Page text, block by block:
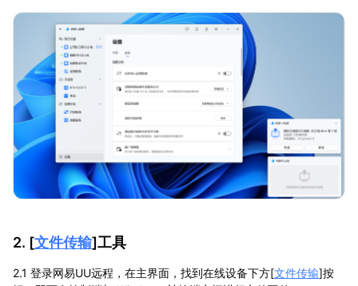
2. [文件传输]工具
2.1 登录网易UU远程，在主界面，找到在线设备下方[文件传输]按